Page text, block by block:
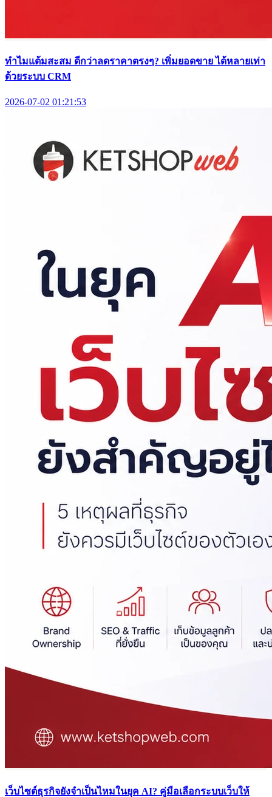
ทำไมแต้มสะสม ดีกว่าลดราคาตรงๆ? เพิ่มยอดขาย ได้หลายเท่า
ด้วยระบบ CRM
2026-07-02 01:21:53
เว็บไซต์ธุรกิจยังจำเป็นไหมในยุค AI? คู่มือเลือกระบบเว็บให้